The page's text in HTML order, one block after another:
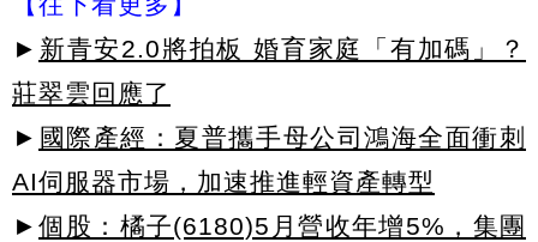
► 新青安2.0將拍板 婚育家庭「有加碼」？
莊翠雲回應了
► 國際產經：夏普攜手母公司鴻海全面衝刺
AI伺服器市場，加速推進輕資產轉型
► 個股：橘子(6180)5月營收年增5%，集團